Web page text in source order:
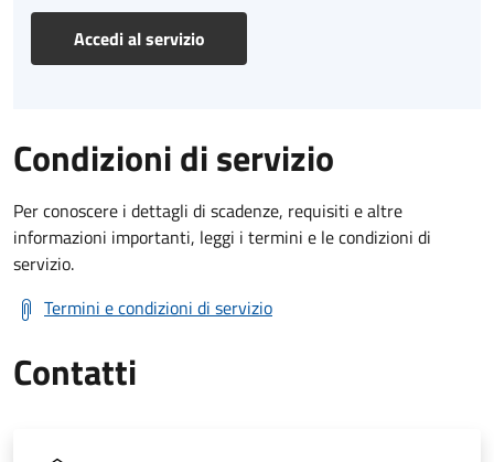
Accedi al servizio
Condizioni di servizio
Per conoscere i dettagli di scadenze, requisiti e altre
informazioni importanti, leggi i termini e le condizioni di
servizio.
Termini e condizioni di servizio
Contatti